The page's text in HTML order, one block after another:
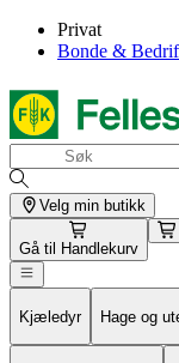
Privat
Bonde &
Velg min butikk
Gå til Handlekurv
Kjæledyr Hage og